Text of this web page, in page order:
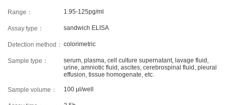
ELISA Development
Luminex Multiplex Detection Services
SUPPORT
Range： 1.95-125pg/ml
Assay type： sandwich ELISA
Detection method： colorimetric
Sample type：
serum, plasma, cell culture supernatant, lavage fluid,
urine, amniotic fluid, ascites, cerebrospinal fluid, pleural
effusion, tissue homogenate, etc.
Sample volume： 100 μl/well